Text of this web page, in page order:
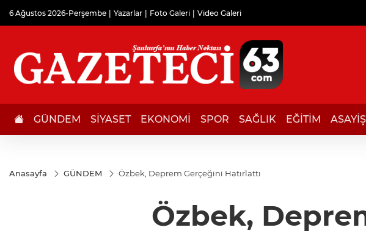
6 Ağustos 2026-Perşembe Yazarlar Foto Galeri Video Galeri
GÜNDEM SİYASET EKONOMİ SPOR SAĞLIK EĞİTİM ASAYİŞ
Anasayfa GÜNDEM Özbek, Deprem Gerçeğini Hatırlattı
Özbek,